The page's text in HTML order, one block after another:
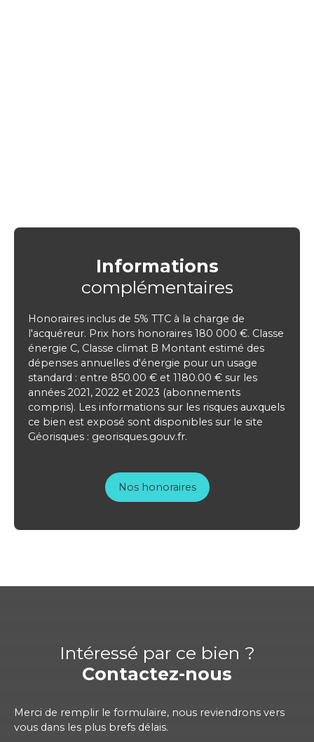
Informations
complémentaires
Honoraires inclus de 5% TTC à la charge de
l'acquéreur. Prix hors honoraires 180 000 €. Classe
énergie C, Classe climat B Montant estimé des
dépenses annuelles d'énergie pour un usage
standard : entre 850.00 € et 1180.00 € sur les
années 2021, 2022 et 2023 (abonnements
compris). Les informations sur les risques auxquels
ce bien est exposé sont disponibles sur le site
Géorisques : georisques.gouv.fr.
Nos honoraires
Intéressé par ce bien ?
Contactez-nous
Merci de remplir le formulaire, nous reviendrons vers
vous dans les plus brefs délais.